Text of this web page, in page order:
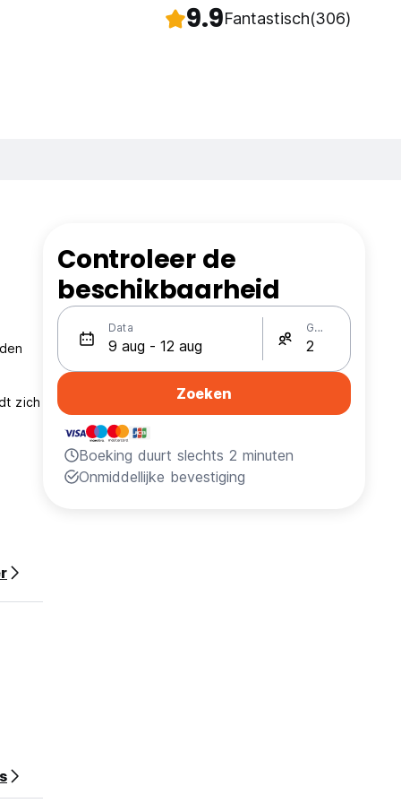
9.9Fantastisch(306)
zich
Controleer de
beschikbaarheid
Data Gasten
Zoeken
Boeking duurt slechts 2 minuten
Onmiddellijke bevestiging